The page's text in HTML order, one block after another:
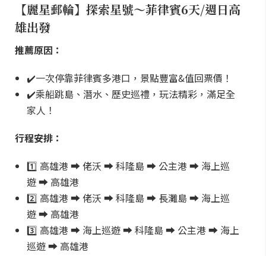
【麗星郵輪】探索星號～菲律賓6天/週日高
雄出發
推薦原因：
✔️一次停靠菲律賓多港口，景點豐富&值回票價！
✔️乘船跳島、潛水、歷史巡禮，玩法精彩，滿足全
家人！
行程安排：
1️⃣ 高雄港 ➡️ 佬沃 ➡️ 科隆島 ➡️ 公主港 ➡️ 海上巡
遊 ➡️ 高雄港
2️⃣ 高雄港 ➡️ 佬沃 ➡️ 科隆島 ➡️ 長灘島 ➡️ 海上巡
遊 ➡️ 高雄港
3️⃣ 高雄港 ➡️ 海上巡遊 ➡️ 科隆島 ➡️ 公主港 ➡️ 海上
巡遊 ➡️ 高雄港